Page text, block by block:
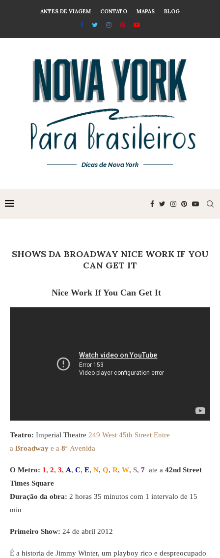
ANTES DE VIAGEM CONTATO MAPAS BLOG
Dicas de Nova York
SHOWS DA BROADWAY NICE WORK IF YOU
CAN GET IT
Nice Work If You Can Get It
Teatro: Imperial Theatre 249 West 45th Street Entre
a Broadway e a 8ª Avenida
O Metro: 1, 2, 3, A, C, E, N, Q, R, W, S, 7 ate a 42nd Street
Times Square
Duração da obra: 2 horas 35 minutos com 1 intervalo de 15
min
Primeiro Show: 24 de abril 2012
É a historia de Jimmy Winter, um playboy rico e despreocupado